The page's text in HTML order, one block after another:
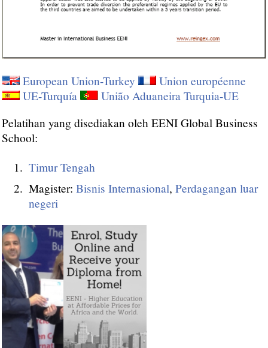
European Union-Turkey
Union européenne
UE-Turquía
União Aduaneira Turquia-UE
Pelatihan yang disediakan oleh EENI Global Business
School:
Timur Tengah
Magister: Bisnis Internasional, Perdagangan luar
negeri